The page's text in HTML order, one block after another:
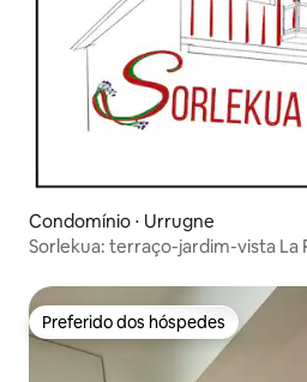
Condomínio ⋅ Urrugne
Sorlekua: terraço-jardim-vista La
Preferido dos hóspedes
Preferido dos hóspedes